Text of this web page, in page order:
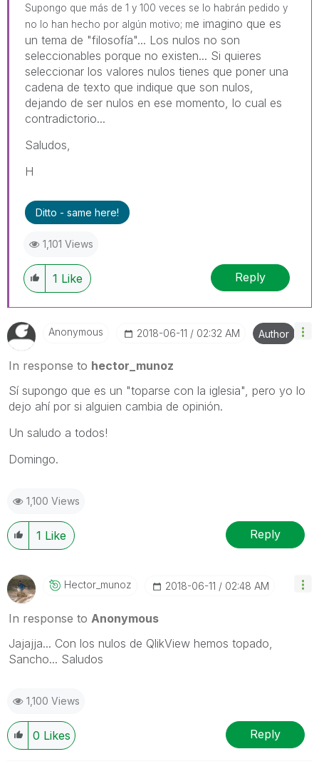
Supongo que más de 1 y 100 veces se lo habrán pedido y
no lo han hecho por algún motivo; me imagino que es
un tema de "filosofía"... Los nulos no son
seleccionables porque no existen... Si quieres
seleccionar los valores nulos tienes que poner una
cadena de texto que indique que son nulos,
dejando de ser nulos en ese momento, lo cual es
contradictorio...
Saludos,
H
Ditto - same here!
1,101 Views
1 Like Reply
Anonymous ‎2018-06-11 02:32 AM Author
In response to hector_munoz
Sí supongo que es un "toparse con la iglesia", pero yo lo
dejo ahí por si alguien cambia de opinión.
Un saludo a todos!
Domingo.
1,100 Views
1 Like Reply
Hector_munoz ‎2018-06-11 02:48 AM
In response to Anonymous
Jajajja... Con los nulos de QlikView hemos topado,
Sancho... Saludos
1,100 Views
0 Likes Reply